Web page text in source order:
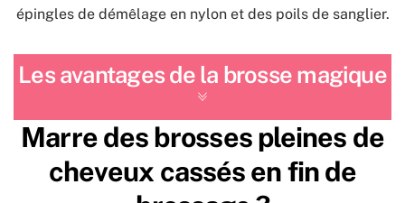
épingles de démêlage en nylon et des poils de sanglier.
Les avantages de la brosse magique
Marre des brosses pleines de
cheveux cassés en fin de